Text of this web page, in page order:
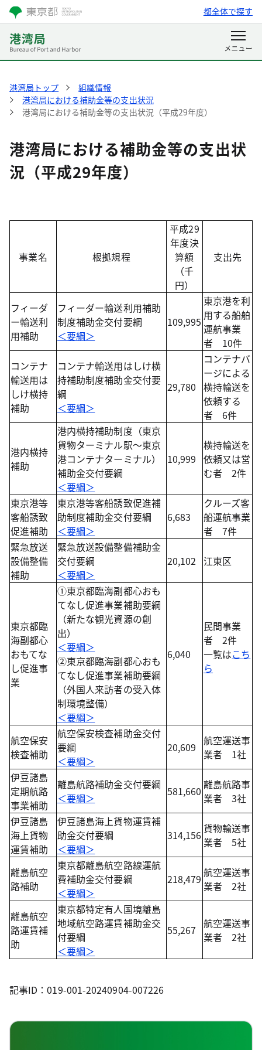
都全体で探す
港湾局トップ
組織情報
港湾局における補助金等の支出状況
港湾局における補助金等の支出状況（平成29年度）
港湾局における補助金等の支出状
況（平成29年度）
事業名 根拠規程
平成29
年度決
算額
（千
円）
支出先
フィーダ
ー輸送利
用補助
フィーダー輸送利用補助
制度補助金交付要綱
＜要綱＞
109,995
東京港を利
用する船舶
運航事業
者 10件
コンテナ
輸送用は
しけ横持
補助
コンテナ輸送用はしけ横
持補助制度補助金交付要
綱
＜要綱＞
29,780
コンテナバ
ージによる
横持輸送を
依頼する
者 6件
港内横持
補助
港内横持補助制度（東京
貨物ターミナル駅～東京
港コンテナターミナル）
補助金交付要綱
＜要綱＞
10,999
横持輸送を
依頼又は営
む者 2件
東京港等
客船誘致
促進補助
東京港等客船誘致促進補
助制度補助金交付要綱
＜要綱＞
6,683
クルーズ客
船運航事業
者 7件
緊急放送
設備整備
補助
緊急放送設備整備補助金
交付要綱
＜要綱＞
20,102 江東区
東京都臨
海副都心
おもてな
し促進事
業
①東京都臨海副都心おも
てなし促進事業補助要綱
（新たな観光資源の創
出）
＜要綱＞
②東京都臨海副都心おも
てなし促進事業補助要綱
（外国人来訪者の受入体
制環境整備）
＜要綱＞
6,040
民間事業
者 2件
一覧はこち
ら
航空保安
検査補助
航空保安検査補助金交付
要綱
＜要綱＞
20,609 航空運送事
業者 1社
伊豆諸島
定期航路
事業補助
離島航路補助金交付要綱
＜要綱＞
581,660 離島航路事
業者 3社
伊豆諸島
海上貨物
運賃補助
伊豆諸島海上貨物運賃補
助金交付要綱
＜要綱＞
314,156貨物輸送事
業者 5社
離島航空
路補助
東京都離島航空路線運航
費補助金交付要綱
＜要綱＞
218,479 航空運送事
業者 2社
離島航空
路運賃補
助
東京都特定有人国境離島
地域航空路運賃補助金交
付要綱
＜要綱＞
55,267 航空運送事
業者 2社
記事ID：019-001-20240904-007226